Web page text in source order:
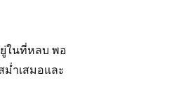
ในที่หลบ พอ
ำเสมอและ